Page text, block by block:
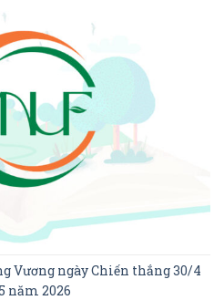
Vương ngày Chiến thắng 30/4
năm 2026